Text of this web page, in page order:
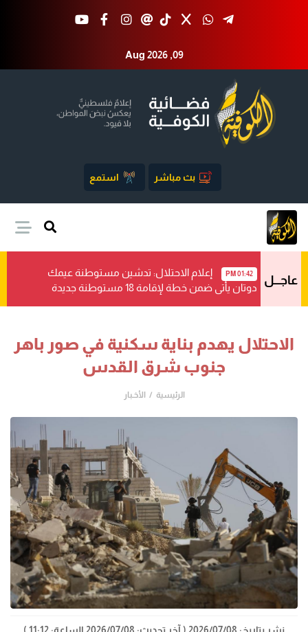
Aug 2026 ,09
بث مباشر استمع
عاجـــل 01:42 PM
إعلام الاحتلال: تدشين مستوطنة عيمك
دوتان يأتي ضمن خطة لإقامة 18 مستوطنة جديدة
الاحتلال يهدم بناية سكنية في صور باهر
جنوب شرق القدس
الرئيسية الأخـبار